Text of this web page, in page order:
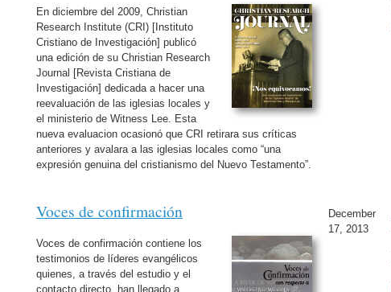
En diciembre del 2009, Christian
Research Institute (CRI) [Instituto
Cristiano de Investigación] publicó
una edición de su Christian Research
Journal [Revista Cristiana de
Investigación] dedicada a hacer una
reevaluación de las iglesias locales y
el ministerio de Witness Lee. Esta
nueva evaluacion ocasionó que CRI retirara sus críticas
anteriores y avalara a las iglesias locales como “una
expresión genuina del cristianismo del Nuevo Testamento”.
Voces de confirmación
Voces de confirmación contiene los
testimonios de líderes evangélicos
quienes, a través del estudio y el
contacto directo, han llegado a
December
17, 2013